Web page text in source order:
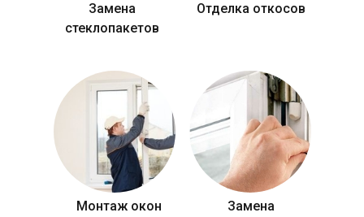
Замена
стеклопакетов
Отделка откосов
Монтаж окон
Замена